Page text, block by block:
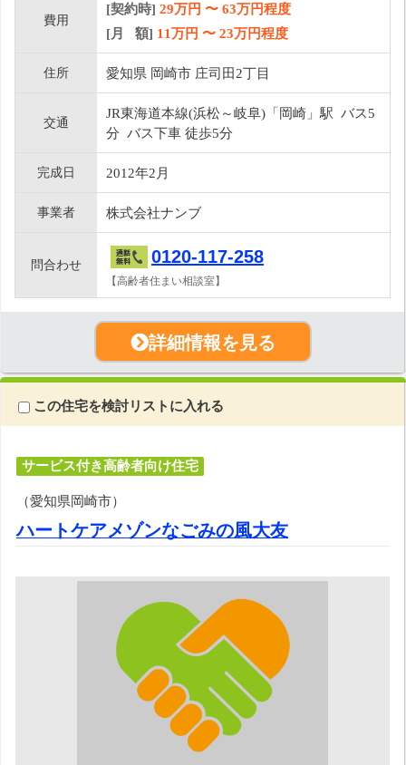
費用
[契約時] 29万円 〜 63万円程度
[月 額] 11万円 〜 23万円程度
住所 愛知県 岡崎市 庄司田2丁目
交通
JR東海道本線(浜松～岐阜)「岡崎」駅 バス5
分 バス下車 徒歩5分
完成日 2012年2月
事業者 株式会社ナンブ
問合わせ 0120-117-258
【高齢者住まい相談室】
詳細情報を見る
この住宅を検討リストに入れる
サービス付き高齢者向け住宅
（愛知県岡崎市）
ハートケアメゾンなごみの風大友